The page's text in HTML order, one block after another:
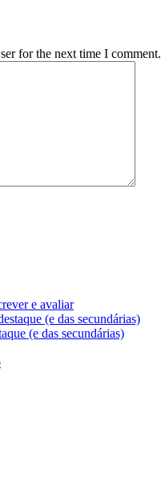
for the next time I comment.
e avaliar
(e das secundárias)
(e das secundárias)